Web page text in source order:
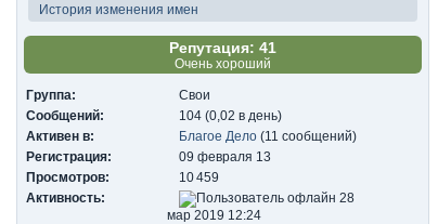
История изменения имен
Репутация: 41
Очень хороший
Группа:
Свои
Сообщений:
104 (0,02 в день)
Активен в:
Благое Дело (11 сообщений)
Регистрация:
09 февраля 13
Просмотров:
10 459
Активность:
28
мар 2019 12:24